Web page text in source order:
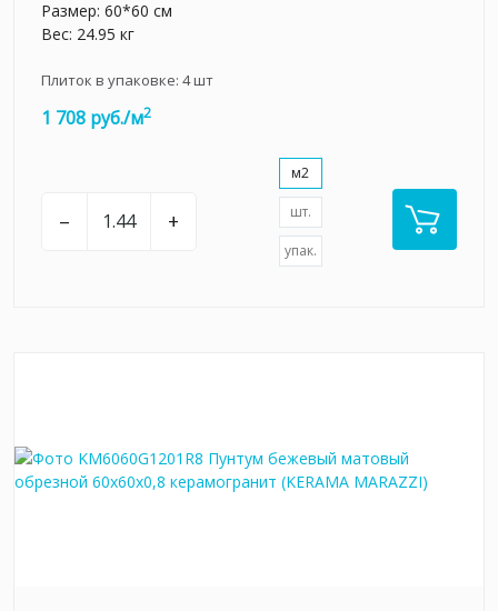
Размер: 60*60 см
Вес: 24.95 кг
Плиток в упаковке: 4шт
1 708 руб./м2
– +
м2
шт.
упак.